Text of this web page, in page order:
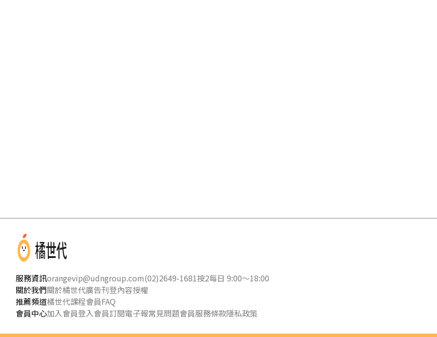
服務資訊orangevip@udngroup.com(02)2649-1681按2每日 9:00～18:00
關於我們關於橘世代廣告刊登內容授權
推薦頻道橘世代課程會員FAQ
會員中心加入會員登入會員訂閱電子報常見問題會員服務條款隱私政策